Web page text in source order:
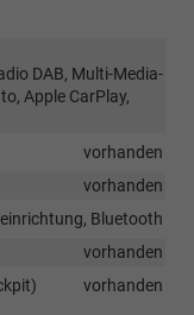
DAB, Multi-Media-
Apple CarPlay,
vorhanden
vorhanden
Bluetooth
vorhanden
vorhanden